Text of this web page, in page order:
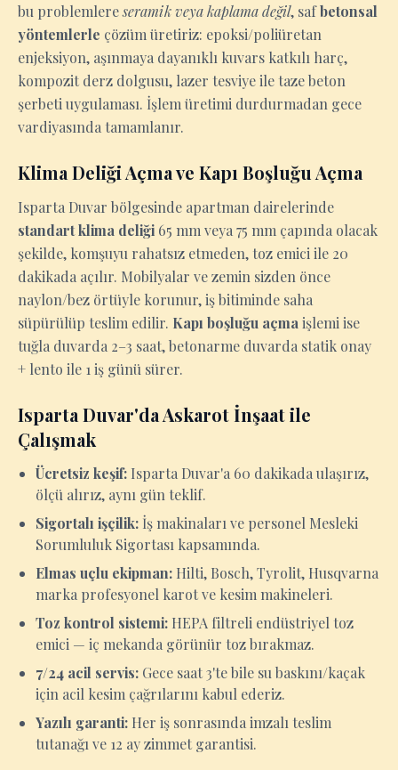
bu problemlereseramik veya kaplama değil, safbetonsal
yöntemlerle çözüm üretiriz: epoksi/poliüretan
enjeksiyon, aşınmaya dayanıklı kuvars katkılı harç,
kompozit derz dolgusu, lazer tesviye ile taze beton
şerbeti uygulaması. İşlem üretimi durdurmadan gece
vardiyasında tamamlanır.
Klima Deliği Açma ve Kapı Boşluğu Açma
Isparta Duvar bölgesinde apartman dairelerinde
standart klima deliği 65 mm veya 75 mm çapında olacak
şekilde, komşuyu rahatsız etmeden, toz emici ile 20
dakikada açılır. Mobilyalar ve zemin sizden önce
naylon/bez örtüyle korunur, iş bitiminde saha
süpürülüp teslim edilir. Kapı boşluğu açma işlemi ise
tuğla duvarda 2–3 saat, betonarme duvarda statik onay
+ lento ile 1 iş günü sürer.
Isparta Duvar'da Askarot İnşaat ile
Çalışmak
Ücretsiz keşif: Isparta Duvar'a 60 dakikada ulaşırız,
ölçü alırız, aynı gün teklif.
Sigortalı işçilik: İş makinaları ve personel Mesleki
Sorumluluk Sigortası kapsamında.
Elmas uçlu ekipman: Hilti, Bosch, Tyrolit, Husqvarna
marka profesyonel karot ve kesim makineleri.
Toz kontrol sistemi: HEPA filtreli endüstriyel toz
emici — iç mekanda görünür toz bırakmaz.
7/24 acil servis: Gece saat 3'te bile su baskını/kaçak
için acil kesim çağrılarını kabul ederiz.
Yazılı garanti: Her iş sonrasında imzalı teslim
tutanağı ve 12 ay zimmet garantisi.